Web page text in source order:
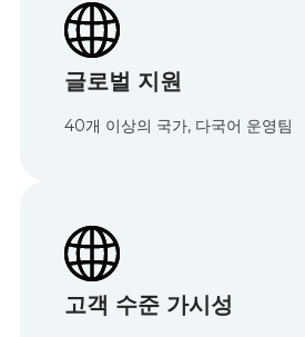
글로벌 지원
40개 이상의 국가, 다국어 운영팀
고객 수준 가시성